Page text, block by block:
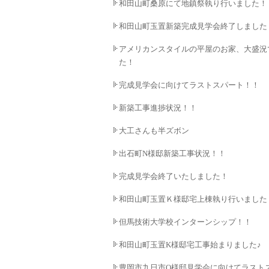
和田山町桑原にて地鎮祭執り行いました！
和田山町玉置新築完成見学会終了しました
アメリカンスタイルの平屋のお家、大盛況
た！
完成見学会に向けてラストスパート！！
新築工事進捗状況！！
大工さんも半ズボン
出石町N様邸新築工事状況！！
完成見学会終了いたしました！
和田山町玉置Ｋ様邸宅上棟執り行いました
但馬技術大学校インターンシップ！！
和田山町玉置K様邸宅工事始まりました♪